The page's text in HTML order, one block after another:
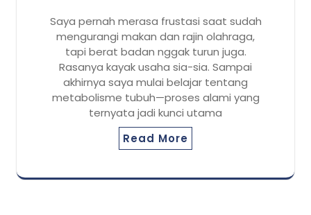
Saya pernah merasa frustasi saat sudah
mengurangi makan dan rajin olahraga,
tapi berat badan nggak turun juga.
Rasanya kayak usaha sia-sia. Sampai
akhirnya saya mulai belajar tentang
metabolisme tubuh—proses alami yang
ternyata jadi kunci utama
Read More